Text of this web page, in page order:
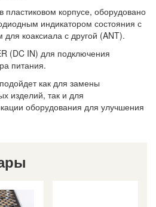
пластиковом корпусе, оборудовано
индикатором состояния с
коаксиала с другой (ANT).
(DC IN) для подключения
питания.
как для замены
изделий, так и для
оборудования для улучшения